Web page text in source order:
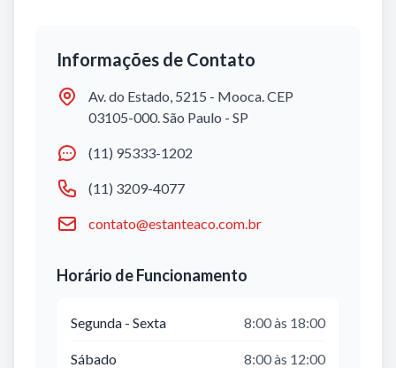
Informações de Contato
Av. do Estado, 5215 - Mooca. CEP
03105-000. São Paulo - SP
(11) 95333-1202
(11) 3209-4077
contato@estanteaco.com.br
Horário de Funcionamento
Segunda - Sexta 8:00 às 18:00
Sábado 8:00 às 12:00